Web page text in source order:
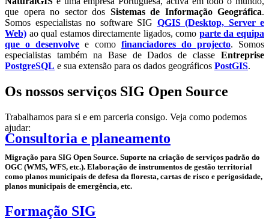
que opera no sector dos Sistemas de Informação Geográfica.
Somos especialistas no software SIG QGIS (Desktop, Server e
Web) ao qual estamos directamente ligados, como parte da equipa
que o desenvolve e como financiadores do projecto. Somos
especialistas também na Base de Dados de classe Entreprise
PostgreSQL e sua extensão para os dados geográficos PostGIS.
Os nossos serviços SIG Open Source
Trabalhamos para si e em parceria consigo. Veja como podemos
ajudar:
Consultoria e planeamento
Migração para SIG Open Source. Suporte na criação de serviços padrão do
OGC (WMS, WFS, etc.). Elaboração de instrumentos de gestão territorial
como planos municipais de defesa da floresta, cartas de risco e perigosidade,
planos municipais de emergência, etc.
Formação SIG